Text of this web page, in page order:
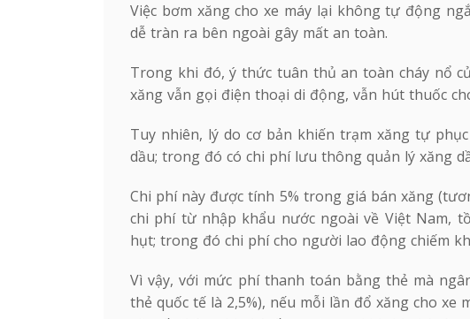
Việc bơm xăng cho xe máy lại không tự động
dễ tràn ra bên ngoài gây mất an toàn.
Trong khi đó, ý thức tuân thủ an toàn cháy nổ
xăng vẫn gọi điện thoại di động, vẫn hút thuốc
Tuy nhiên, lý do cơ bản khiến trạm xăng tự
dầu; trong đó có chi phí lưu thông quản lý xăng
Chi phí này được tính 5% trong giá bán xăng
chi phí từ nhập khẩu nước ngoài về Việt Nam,
hụt; trong đó chi phí cho người lao động chiếm
Vì vậy, với mức phí thanh toán bằng thẻ mà
thẻ quốc tế là 2,5%), nếu mỗi lần đổ xăng cho